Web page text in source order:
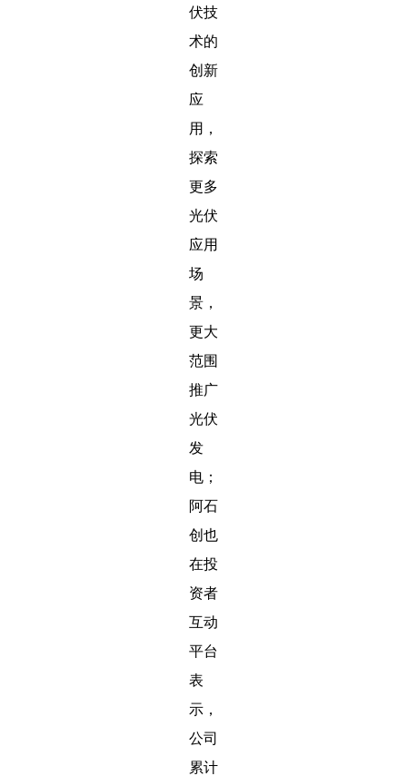
伏技
术的
创新
应
用，
探索
更多
光伏
应用
场
景，
更大
范围
推广
光伏
发
电；
阿石
创也
在投
资者
互动
平台
表
示，
公司
累计